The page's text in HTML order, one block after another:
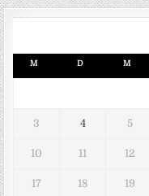
M D M
3 4 5
10 11 12
17 18 19